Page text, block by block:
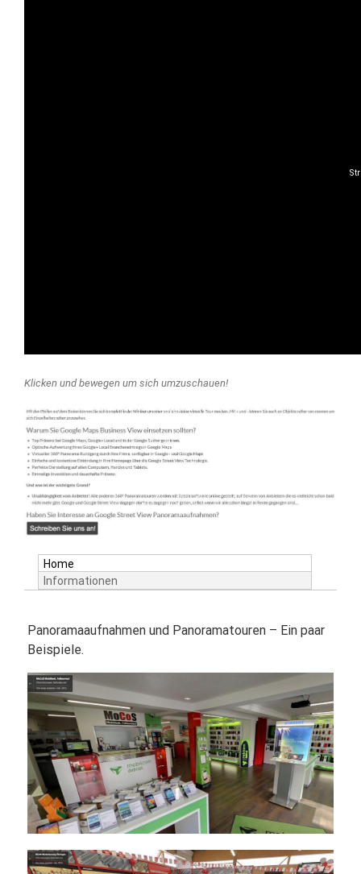
Klicken und bewegen um sich umzuschauen!
Home
Informationen
Panoramaaufnahmen und Panoramatouren – Ein paar
Beispiele.